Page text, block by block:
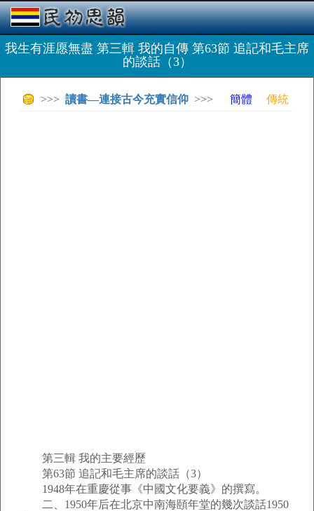
我生有涯愿無盡 第三輯 我的自傳 第63節 追記和毛主席
的談話（3）
>>> 讀書—連接古今充實信仰 >>> 簡體 傳統
第三輯 我的主要經歷
第63節 追記和毛主席的談話（3）
1948年在重慶從事《中國文化要義》的撰寫。
二、1950年后在北京中南海頤年堂的幾次談話1950